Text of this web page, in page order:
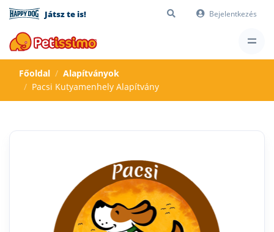
Játsz te is! Bejelentkezés
Főoldal
Alapítványok
Pacsi Kutyamenhely Alapítvány